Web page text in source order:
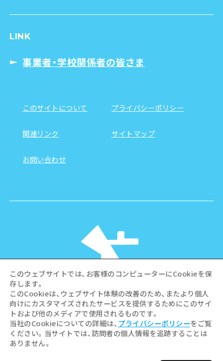
LINK
事業者・学校関係者の皆さま
このサイトについて プライバシーポリシー
関連リンク サイトマップ
お問い合わせ
©Hiroshima Tourism Association /
Hiroshima Prefecture / Hiroshima City .
All rights reserved
このウェブサイトでは、お客様のコンピューターにCookieを保
存します。
このCookieは、ウェブサイト体験の改善のため、またより個人
向けにカスタマイズされたサービスを提供するためにこのサイ
トおよび他のメディアで使用されるものです。
当社のCookieについての詳細は、 プライバシーポリシーをご覧
ください。当サイトでは、訪問者の個人情報を追跡することは
ありません。